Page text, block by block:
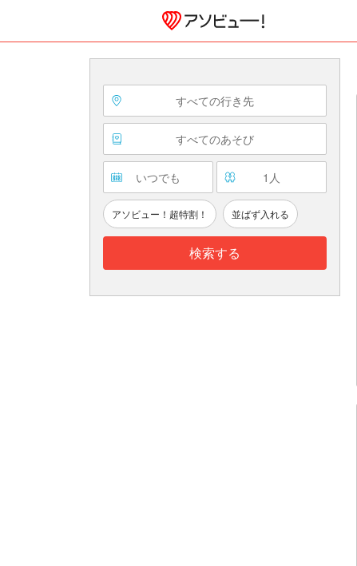
すべての行き先
すべてのあそび
いつでも 1 人
アソビュー！超特割！ 並ばず入れる
検索する